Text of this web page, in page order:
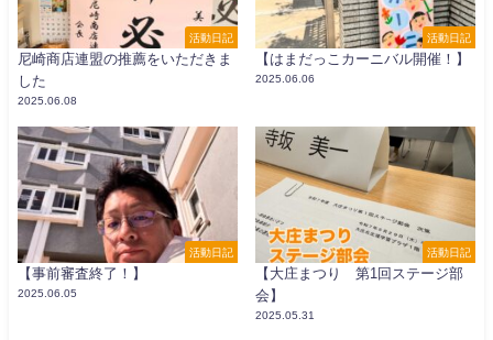
活動日記
尼崎商店連盟の推薦をいただきま
した
2025.06.08
活動日記
【はまだっこカーニバル開催！】
2025.06.06
活動日記
【事前審査終了！】
2025.06.05
活動日記
【大庄まつり 第1回ステージ部
会】
2025.05.31